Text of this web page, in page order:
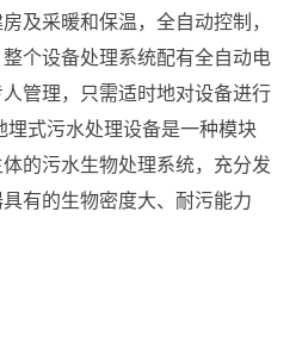
及采暖和保温，全自动控制，
个设备处理系统配有全自动电
管理，只需适时地对设备进行
式污水处理设备是一种模块
的污水生物处理系统，充分发
有的生物密度大、耐污能力